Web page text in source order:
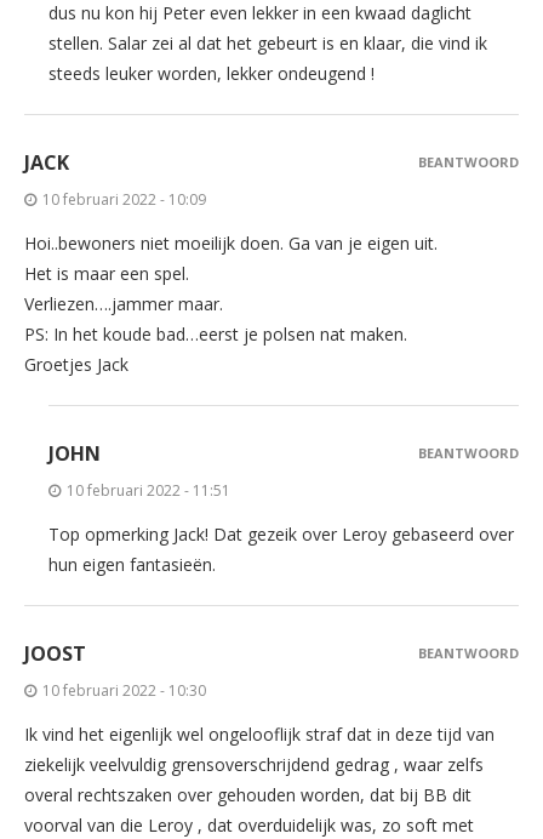
dus nu kon hij Peter even lekker in een kwaad daglicht
stellen. Salar zei al dat het gebeurt is en klaar, die vind ik
steeds leuker worden, lekker ondeugend !
JACK
10 februari 2022 - 10:09
Hoi..bewoners niet moeilijk doen. Ga van je eigen uit.
Het is maar een spel.
Verliezen….jammer maar.
PS: In het koude bad…eerst je polsen nat maken.
Groetjes Jack
BEANTWOORD
JOHN
10 februari 2022 - 11:51
Top opmerking Jack! Dat gezeik over Leroy gebaseerd over
hun eigen fantasieën.
BEANTWOORD
JOOST
10 februari 2022 - 10:30
Ik vind het eigenlijk wel ongelooflijk straf dat in deze tijd van
ziekelijk veelvuldig grensoverschrijdend gedrag , waar zelfs
overal rechtszaken over gehouden worden, dat bij BB dit
voorval van die Leroy , dat overduidelijk was, zo soft met
BEANTWOORD